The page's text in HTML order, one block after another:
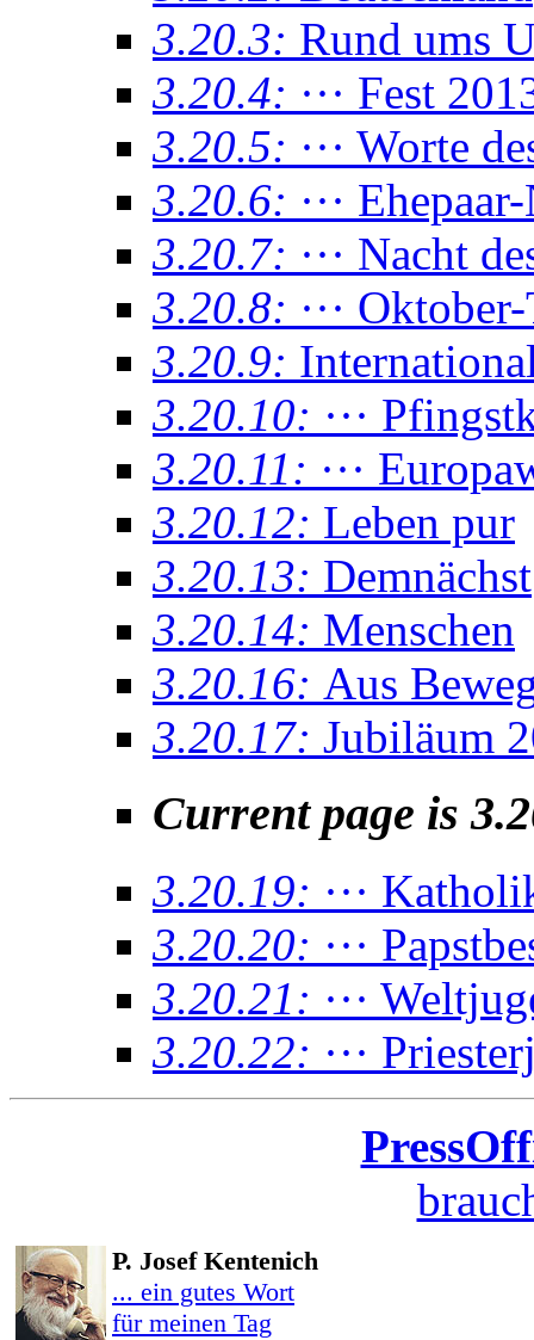
3.20.3: Rund ums
3.20.4: ··· Fest
3.20.5: ··· Worte
3.20.6: ···
3.20.7: ··· Nacht
3.20.8: ···
3.20.9:
3.20.10: ···
3.20.11: ···
3.20.12: Leben pur
3.20.13: Demnächst
3.20.14: Menschen
3.20.16: Aus
3.20.17: Jubiläum
Current page is
3.20.19: ···
3.20.20: ···
3.20.21: ···
3.20.22: ···
P. Josef Kentenich
... ein gutes Wort
für meinen Tag